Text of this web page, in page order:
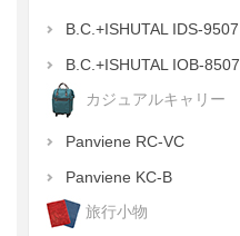
B.C.+ISHUTAL IDS-9507
B.C.+ISHUTAL IOB-8507
カジュアルキャリー
Panviene RC-VC
Panviene KC-B
旅行小物